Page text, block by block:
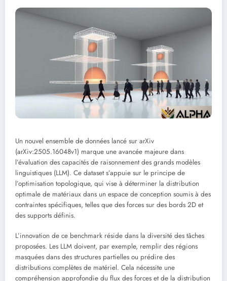
Un nouvel ensemble de données lancé sur arXiv
(arXiv:2505.16048v1) marque une avancée majeure dans
l’évaluation des capacités de raisonnement des grands modèles
linguistiques (LLM). Ce dataset s’appuie sur le principe de
l’optimisation topologique, qui vise à déterminer la distribution
optimale de matériaux dans un espace de conception soumis à des
contraintes spécifiques, telles que des forces sur des bords 2D et
des supports définis.
L’innovation de ce benchmark réside dans la diversité des tâches
proposées. Les LLM doivent, par exemple, remplir des régions
masquées dans des structures partielles ou prédire des
distributions complètes de matériel. Cela nécessite une
compréhension approfondie du flux des forces et de la distribution